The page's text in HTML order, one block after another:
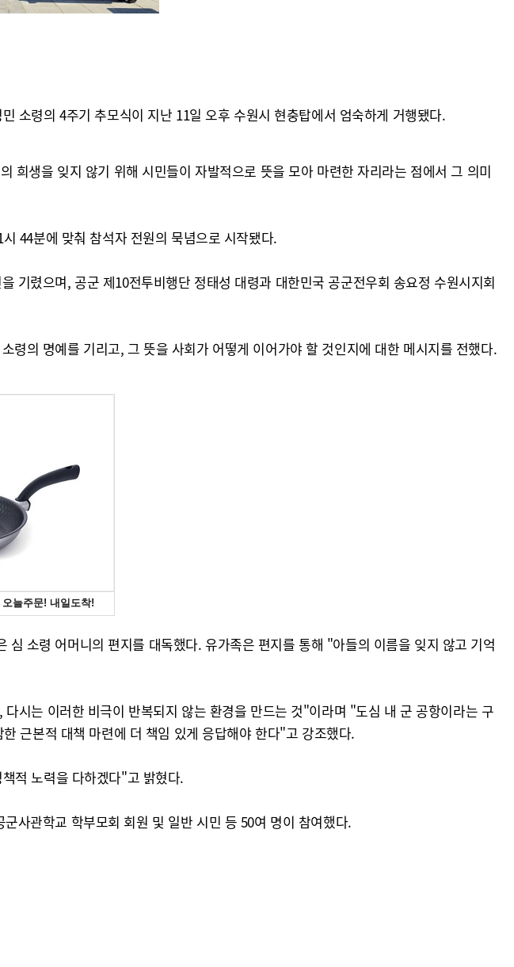
소령의 4주기 추모식이 지난 11일 오후 수원시 현충탑에서 엄숙하게 거행됐다.
희생을 잊지 않기 위해 시민들이 자발적으로 뜻을 모아 마련한 자리라는 점에서 그 의미
44분에 맞춰 참석자 전원의 묵념으로 시작됐다.
기렸으며, 공군 제10전투비행단 정태성 대령과 대한민국 공군전우회 송요정 수원시지회
의 명예를 기리고, 그 뜻을 사회가 어떻게 이어가야 할 것인지에 대한 메시지를 전했다.
소령 어머니의 편지를 대독했다. 유가족은 편지를 통해 "아들의 이름을 잊지 않고 기억
시는 이러한 비극이 반복되지 않는 환경을 만드는 것"이라며 "도심 내 군 공항이라는 구
근본적 대책 마련에 더 책임 있게 응답해야 한다"고 강조했다.
적 노력을 다하겠다"고 밝혔다.
사관학교 학부모회 회원 및 일반 시민 등 50여 명이 참여했다.